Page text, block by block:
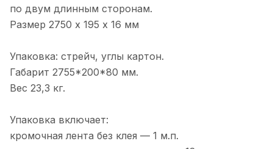
по двум длинным сторонам.
Размер 2750 х 195 х 16 мм
Упаковка: стрейч, углы картон.
Габарит 2755*200*80 мм.
Вес 23,3 кг.
Упаковка включает:
кромочная лента без клея — 1 м.п.